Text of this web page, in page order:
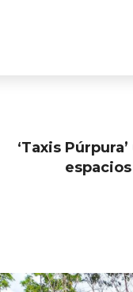
‘Taxis